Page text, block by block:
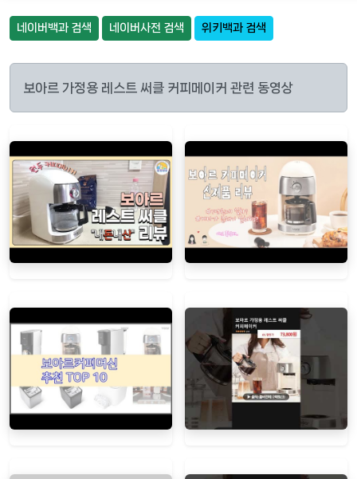
네이버백과 검색 네이버사전 검색 위키백과 검색
보아르 가정용 레스트 써클 커피메이커 관련 동영상